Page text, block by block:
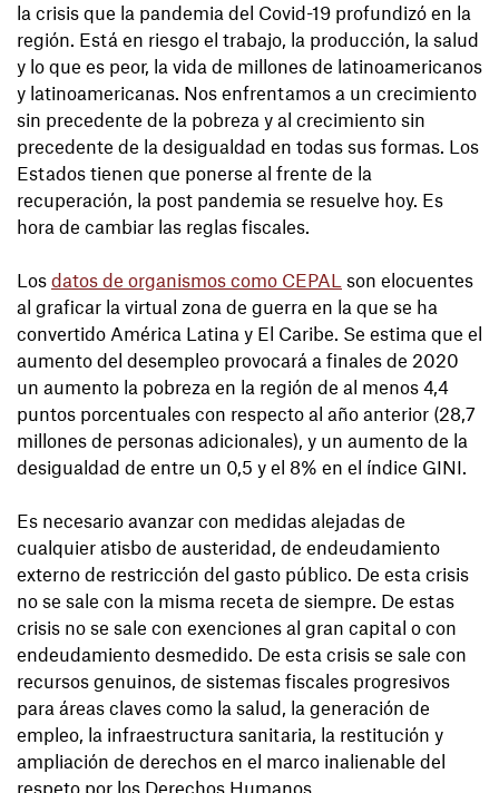
la crisis que la pandemia del Covid-19 profundizó en la
región. Está en riesgo el trabajo, la producción, la salud
y lo que es peor, la vida de millones de latinoamericanos
y latinoamericanas. Nos enfrentamos a un crecimiento
sin precedente de la pobreza y al crecimiento sin
precedente de la desigualdad en todas sus formas. Los
Estados tienen que ponerse al frente de la
recuperación, la post pandemia se resuelve hoy. Es
hora de cambiar las reglas fiscales.
Los datos de organismos como CEPAL son elocuentes
al graficar la virtual zona de guerra en la que se ha
convertido América Latina y El Caribe. Se estima que el
aumento del desempleo provocará a finales de 2020
un aumento la pobreza en la región de al menos 4,4
puntos porcentuales con respecto al año anterior (28,7
millones de personas adicionales), y un aumento de la
desigualdad de entre un 0,5 y el 8% en el índice GINI.
Es necesario avanzar con medidas alejadas de
cualquier atisbo de austeridad, de endeudamiento
externo de restricción del gasto público. De esta crisis
no se sale con la misma receta de siempre. De estas
crisis no se sale con exenciones al gran capital o con
endeudamiento desmedido. De esta crisis se sale con
recursos genuinos, de sistemas fiscales progresivos
para áreas claves como la salud, la generación de
empleo, la infraestructura sanitaria, la restitución y
ampliación de derechos en el marco inalienable del
respeto por los Derechos Humanos.